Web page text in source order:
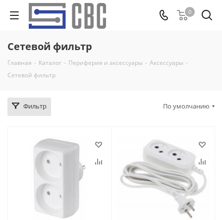
0
Сетевой фильтр
Главная - Каталог - Периферия и аксессуары - Аксессуары -
Сетевой фильтр
Фильтр По умолчанию